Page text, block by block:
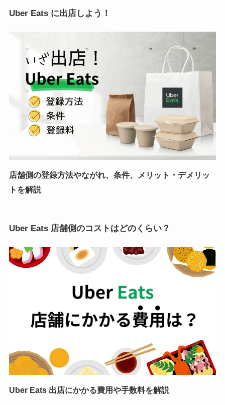
Uber Eats に出店しよう！
店舗側の登録方法やながれ、条件、メリット・デメリッ
トを解説
Uber Eats 店舗側のコストはどのくらい？
Uber Eats 出店にかかる費用や手数料を解説